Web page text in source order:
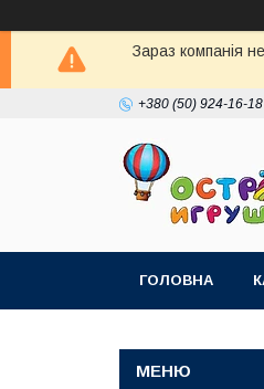
Зараз компанія
+380 (50) 924-16-18
ГОЛОВНА